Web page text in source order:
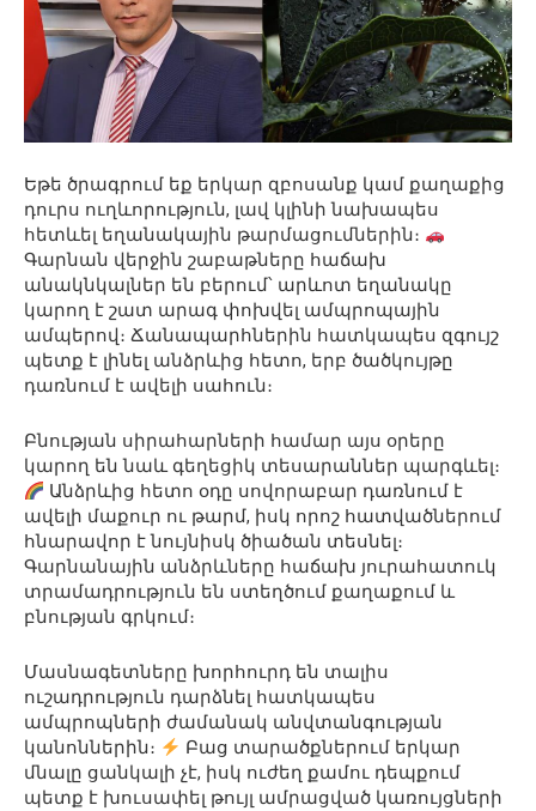
Եթե ծրագրում եք երկար զբոսանք կամ քաղաքից
դուրս ուղևորություն, լավ կլինի նախապես
հետևել եղանակային թարմացումներին։
Գարնան վերջին շաբաթները հաճախ
անակնկալներ են բերում՝ արևոտ եղանակը
կարող է շատ արագ փոխվել ամպրոպային
ամպերով։ Ճանապարհներին հատկապես զգույշ
պետք է լինել անձրևից հետո, երբ ծածկույթը
դառնում է ավելի սահուն։
Բնության սիրահարների համար այս օրերը
կարող են նաև գեղեցիկ տեսարաններ պարգևել։
Անձրևից հետո օդը սովորաբար դառնում է
ավելի մաքուր ու թարմ, իսկ որոշ հատվածներում
հնարավոր է նույնիսկ ծիածան տեսնել։
Գարնանային անձրևները հաճախ յուրահատուկ
տրամադրություն են ստեղծում քաղաքում և
բնության գրկում։
Մասնագետները խորհուրդ են տալիս
ուշադրություն դարձնել հատկապես
ամպրոպների ժամանակ անվտանգության
կանոններին։
Բաց տարածքներում երկար
մնալը ցանկալի չէ, իսկ ուժեղ քամու դեպքում
պետք է խուսափել թույլ ամրացված կառույցների